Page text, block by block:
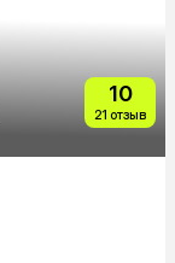
10
21 отзыв